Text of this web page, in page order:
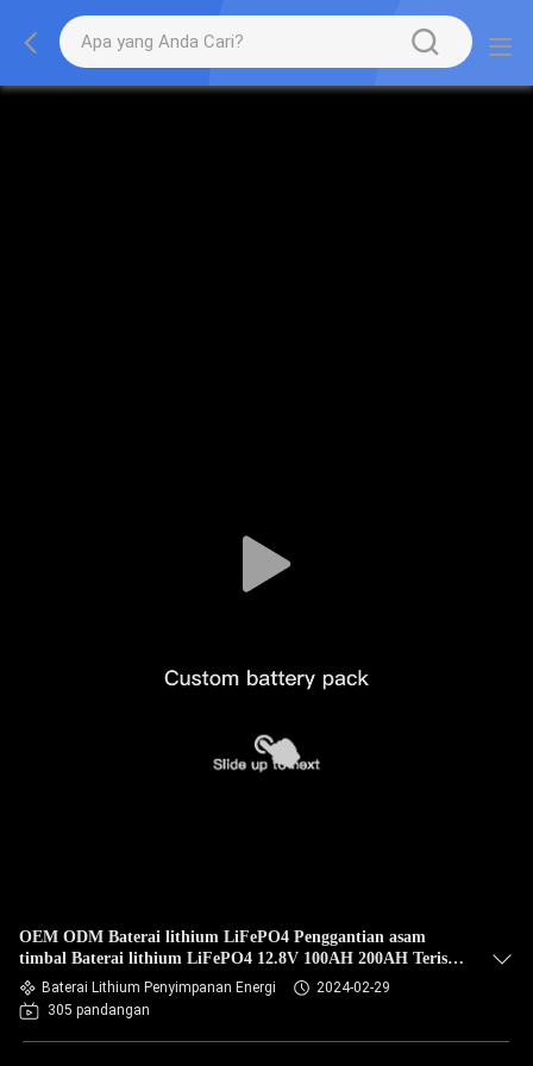
OEM ODM Baterai lithium LiFePO4 Penggantian asam
timbal Baterai lithium LiFePO4 12.8V 100AH 200AH Terisi
ulang Untuk EV
Baterai Lithium Penyimpanan Energi
2024-02-29
305 pandangan